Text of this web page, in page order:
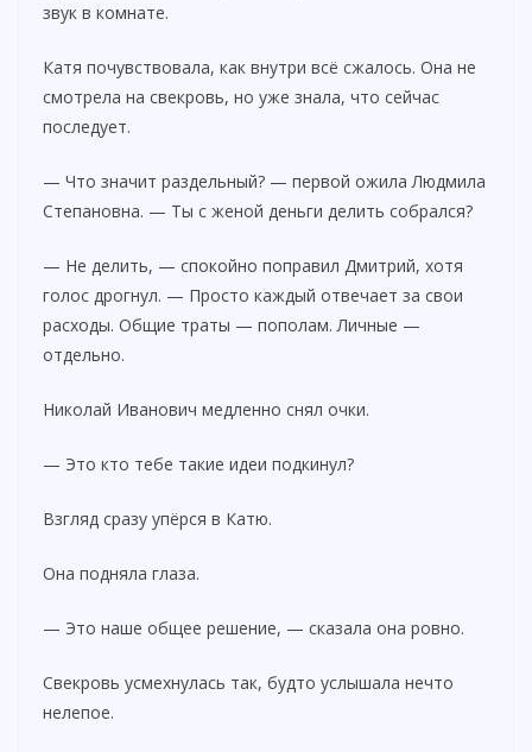
звук в комнате.
Катя почувствовала, как внутри всё сжалось. Она не
смотрела на свекровь, но уже знала, что сейчас
последует.
— Что значит раздельный? — первой ожила Людмила
Степановна. — Ты с женой деньги делить собрался?
— Не делить, — спокойно поправил Дмитрий, хотя
голос дрогнул. — Просто каждый отвечает за свои
расходы. Общие траты — пополам. Личные —
отдельно.
Николай Иванович медленно снял очки.
— Это кто тебе такие идеи подкинул?
Взгляд сразу упёрся в Катю.
Она подняла глаза.
— Это наше общее решение, — сказала она ровно.
Свекровь усмехнулась так, будто услышала нечто
нелепое.